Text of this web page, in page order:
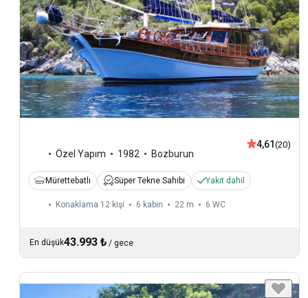
Özel Yapım 1982 Bozburun
4,61 (20)
Mürettebatlı Süper Tekne Sahibi Yakıt dahil
Konaklama 12 kişi 6 kabin 22 m 6 WC
En düşük43.993 ₺ / gece